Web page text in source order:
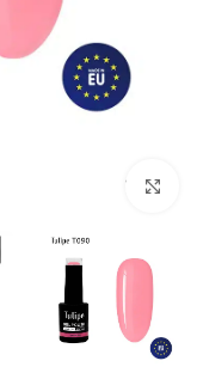
לחץ להגדלת התמונה